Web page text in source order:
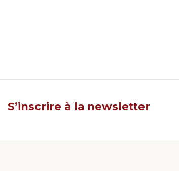
S’inscrire à la newsletter